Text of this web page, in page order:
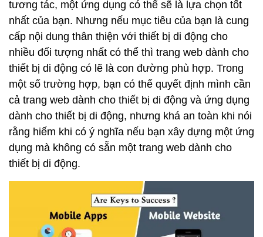
tương tác, một ứng dụng có thể sẽ là lựa chọn tốt
nhất của bạn. Nhưng nếu mục tiêu của bạn là cung
cấp nội dung thân thiện với thiết bị di động cho
nhiều đối tượng nhất có thể thì trang web dành cho
thiết bị di động có lẽ là con đường phù hợp. Trong
một số trường hợp, bạn có thể quyết định mình cần
cả trang web dành cho thiết bị di động và ứng dụng
dành cho thiết bị di động, nhưng khá an toàn khi nói
rằng hiếm khi có ý nghĩa nếu bạn xây dựng một ứng
dụng mà không có sẵn một trang web dành cho
thiết bị di động.